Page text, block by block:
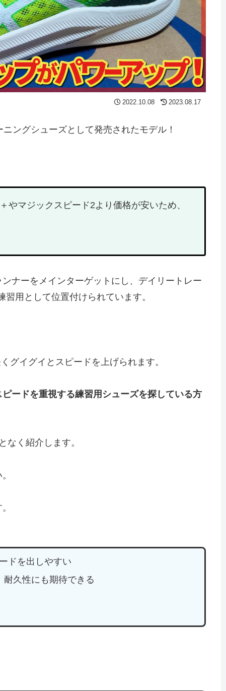
2022.10.08 2023.08.17
ングシューズとして発売されたモデル！
やマジックスピード2より価格が安いため、
ナーをメインターゲットにし、デイリートレー
用として位置付けられています。
グイグイとスピードを上げられます。
ードを重視する練習用シューズを探している方
なく紹介します。
ドを出しやすい
久性にも期待できる